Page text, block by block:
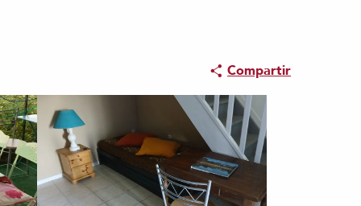
Compartir